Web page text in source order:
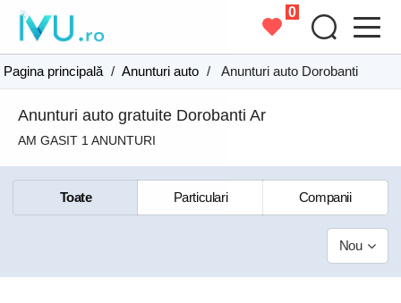
0
Pagina principală / Anunturi auto / Anunturi auto Dorobanti
Anunturi auto gratuite Dorobanti Ar
AM GASIT 1 ANUNTURI
Toate Particulari Companii
Nou